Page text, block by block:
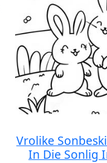
Vrolike
In Die Sonlig